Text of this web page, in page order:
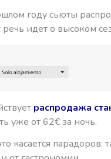
году сьюты
идет о высоком
распродажа
уже от 62€ за ночь.
касается